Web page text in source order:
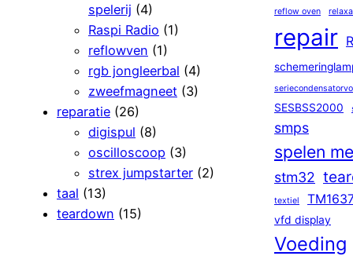
spelerij (4)
Raspi Radio (1)
reflowven (1)
rgb jongleerbal (4)
zweefmagneet (3)
reparatie (26)
digispul (8)
oscilloscoop (3)
strex jumpstarter (2)
taal (13)
teardown (15)
reflow oven
repair
SESBSS2000
smps
spelen
stm32
textiel
vfd display
Voeding